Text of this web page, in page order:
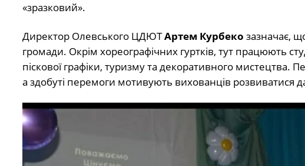
«зразковий».
Директор Олевського ЦДЮТАртем Курбеко зазначає,
громади. Окрім хореографічних гуртків, тут працюють
піскової графіки, туризму та декоративного мистецтва.
а здобуті перемоги мотивують вихованців розвиватися